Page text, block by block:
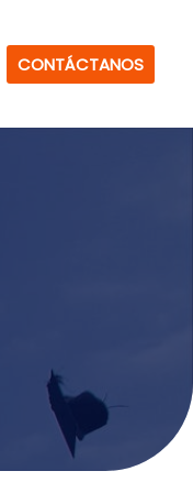
CONTÁCTANOS